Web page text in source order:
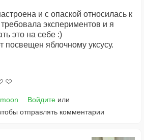
и с опаской относилась к
экспериментов и я
это на себе :)
посвещен яблочному уксусу.
Войдитеили
чтобы отправлять комментарии